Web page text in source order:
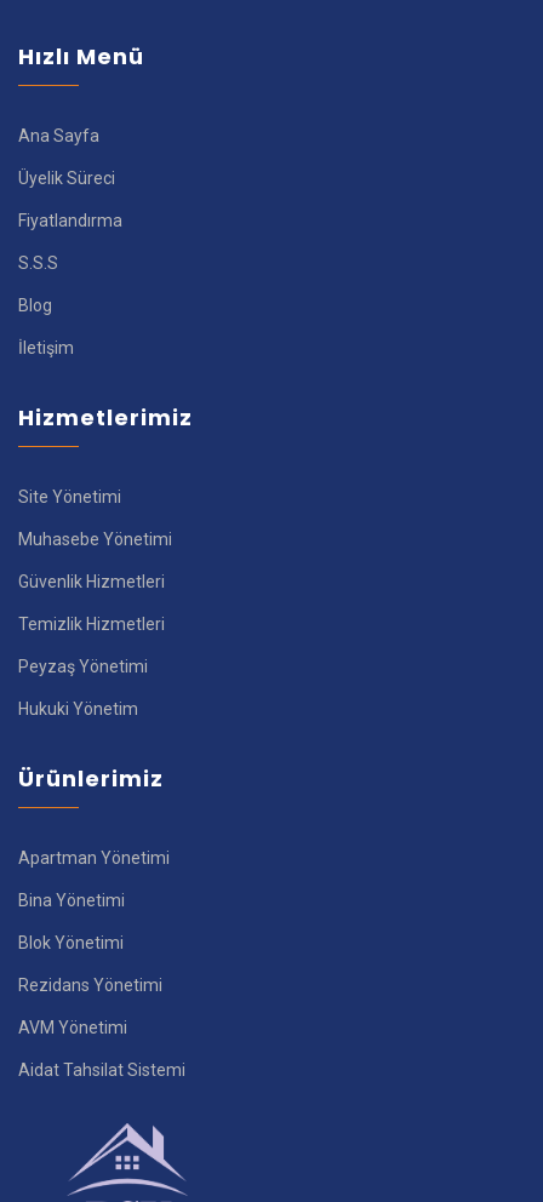
Hızlı Menü
Ana Sayfa
Üyelik Süreci
Fiyatlandırma
S.S.S
Blog
İletişim
Hizmetlerimiz
Site Yönetimi
Muhasebe Yönetimi
Güvenlik Hizmetleri
Temizlik Hizmetleri
Peyzaş Yönetimi
Hukuki Yönetim
Ürünlerimiz
Apartman Yönetimi
Bina Yönetimi
Blok Yönetimi
Rezidans Yönetimi
AVM Yönetimi
Aidat Tahsilat Sistemi